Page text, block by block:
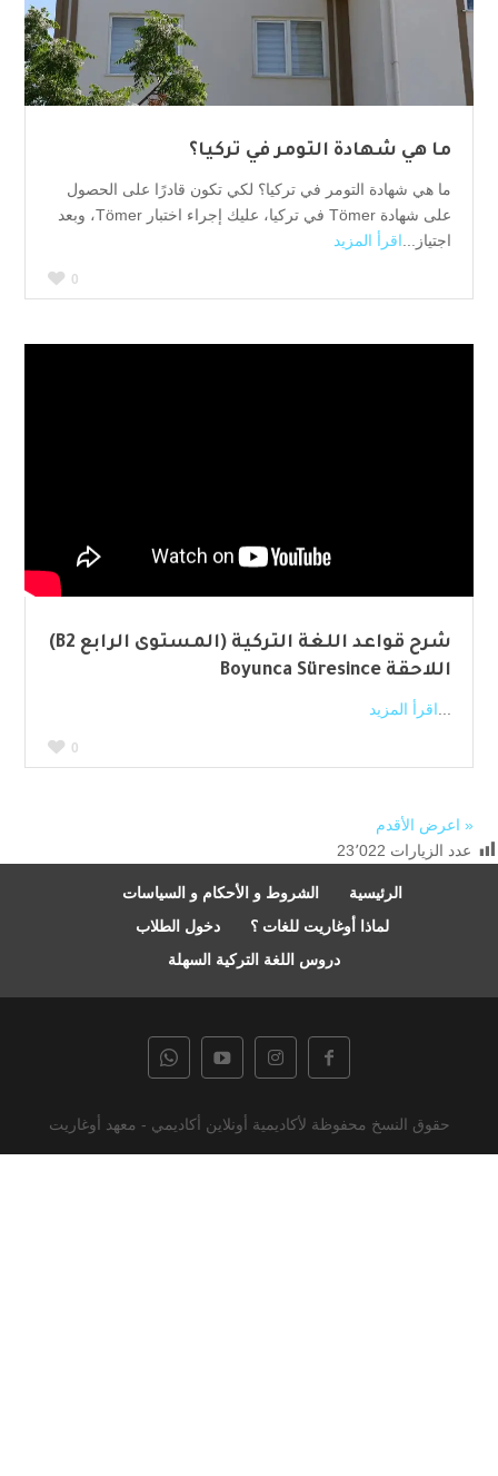
ما هي شهادة التومر في تركيا؟
ما هي شهادة التومر في تركيا؟ لكي تكون قادرًا على الحصول
على شهادة Tömer في تركيا، عليك إجراء اختبار Tömer، وبعد
اجتياز...اقرأ المزيد
0
شرح قواعد اللغة التركية (المستوى الرابع B2)
اللاحقة Boyunca Süresince
اقرأ المزيد
0
« اعرض الأقدم
عدد الزيارات 23٬022
الرئيسية
الشروط و الأحكام و السياسات
لماذا أوغاريت للغات ؟
دخول الطلاب
دروس اللغة التركية السهلة
حقوق النسخ محفوظة لأكاديمية أونلاين أكاديمي - معهد أوغاريت